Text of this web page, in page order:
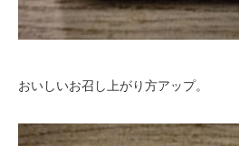
おいしいお召し上がり方アップ。